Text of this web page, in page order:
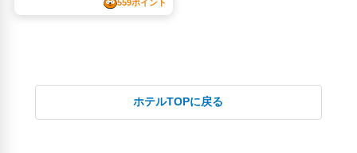
ホテルTOPに戻る